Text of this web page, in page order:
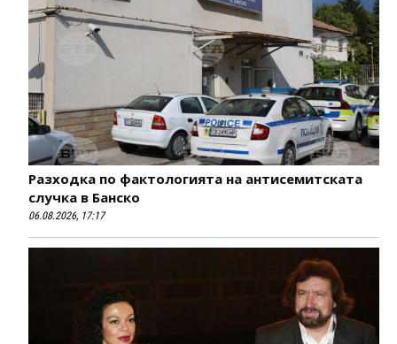
Разходка по фактологията на антисемитската
случка в Банско
06.08.2026, 17:17